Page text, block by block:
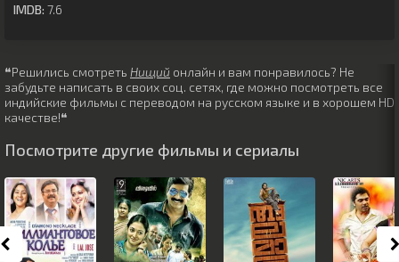
IMDB: 7.6
❝Решились смотреть Нищий онлайн и вам понравилось? Не
забудьте написать в своих соц. сетях, где можно посмотреть все
индийские фильмы с переводом на русском языке и в хорошем HD
качестве!❝
Посмотрите другие фильмы и сериалы